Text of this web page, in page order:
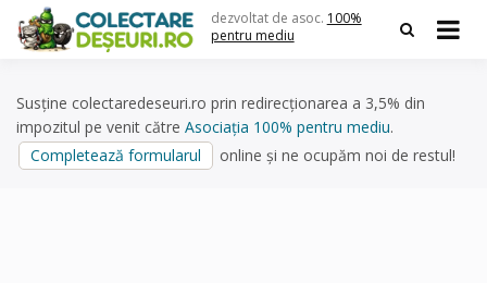
content
dezvoltat de asoc. 100%
pentru mediu
Susține colectaredeseuri.ro prin redirecționarea a 3,5% din
impozitul pe venit către Asociația 100% pentru mediu.
Completează formularul
online și ne ocupăm noi de restul!